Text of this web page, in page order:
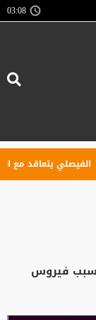
03:08
يتعاقد مع
بسبب فيروس